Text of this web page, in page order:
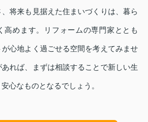
将来も見据えた住まいづくりは、暮ら
高めます。リフォームの専門家ととも
心地よく過ごせる空間を考えてみませ
れば、まずは相談することで新しい生
心なものとなるでしょう。